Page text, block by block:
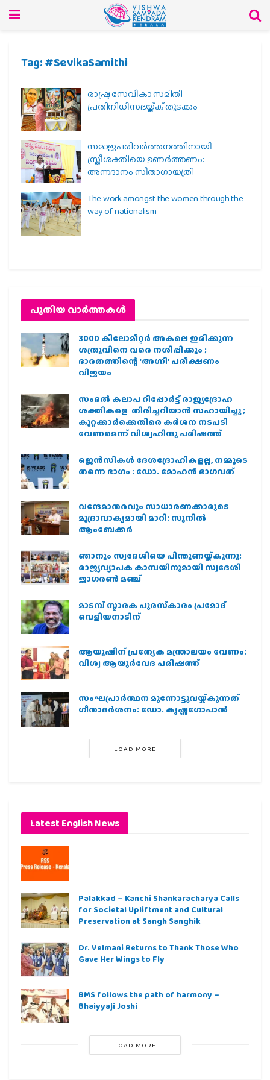
Tag:#SevikaSamithi
രാഷ്ട്ര സേവികാ സമിതി
പ്രതിനിധിസഭയ്ക്ക് തുടക്കം
സമാജപരിവര്‍ത്തനത്തിനായി
സ്ത്രീശക്തിയെ ഉണര്‍ത്തണം:
അന്നദാനം സീതാഗായത്രി
The work amongst the women through the
way of nationalism
പുതിയ വാര്‍ത്തകള്‍
3000 കിലോമീറ്റർ അകലെ ഇരിക്കുന്ന
ശത്രുവിനെ വരെ നശിപ്പിക്കും ;
ഭാരതത്തിന്റെ ‘അഗ്നി’ പരീക്ഷണം
വിജയം
സംഭൽ കലാപ റിപ്പോർട്ട് രാജ്യദ്രോഹ
ശക്തികളെ തിരിച്ചറിയാൻ സഹായിച്ചു ;
കുറ്റക്കാർക്കെതിരെ കർശന നടപടി
വേണമെന്ന് വിശ്വഹിന്ദു പരിഷത്ത്
ജെന്‍സികള്‍ ദേശദ്രോഹികളല്ല, നമ്മുടെ
തന്നെ ഭാഗം : ഡോ. മോഹന്‍ ഭാഗവത്
വന്ദേമാതരവും സാധാരണക്കാരുടെ
മുദ്രാവാക്യമായി മാറി: സുനിൽ
ആംബേക്കർ
ഞാനും സ്വദേശിയെ പിന്തുണയ്ക്കുന്നു;
രാജ്യവ്യാപക കാമ്പയിനുമായി സ്വദേശി
ജാഗരണ്‍ മഞ്ച്
മാടമ്പ് സ്മാരക പുരസ്‌കാരം പ്രമോദ്
വെളിയനാടിന്
ആയുഷിന് പ്രത്യേക മന്ത്രാലയം വേണം:
വിശ്വ ആയുര്‍വേദ പരിഷത്ത്
സംഘപ്രാര്‍ത്ഥന മുന്നോട്ടുവയ്ക്കുന്നത്
ഗീതാദര്‍ശനം: ഡോ. കൃഷ്ണഗോപാല്‍
LOAD MORE
Latest English News
Palakkad – Kanchi Shankaracharya Calls
for Societal Upliftment and Cultural
Preservation at Sangh Sanghik
Dr. Velmani Returns to Thank Those Who
Gave Her Wings to Fly
BMS follows the path of harmony –
Bhaiyyaji Joshi
LOAD MORE